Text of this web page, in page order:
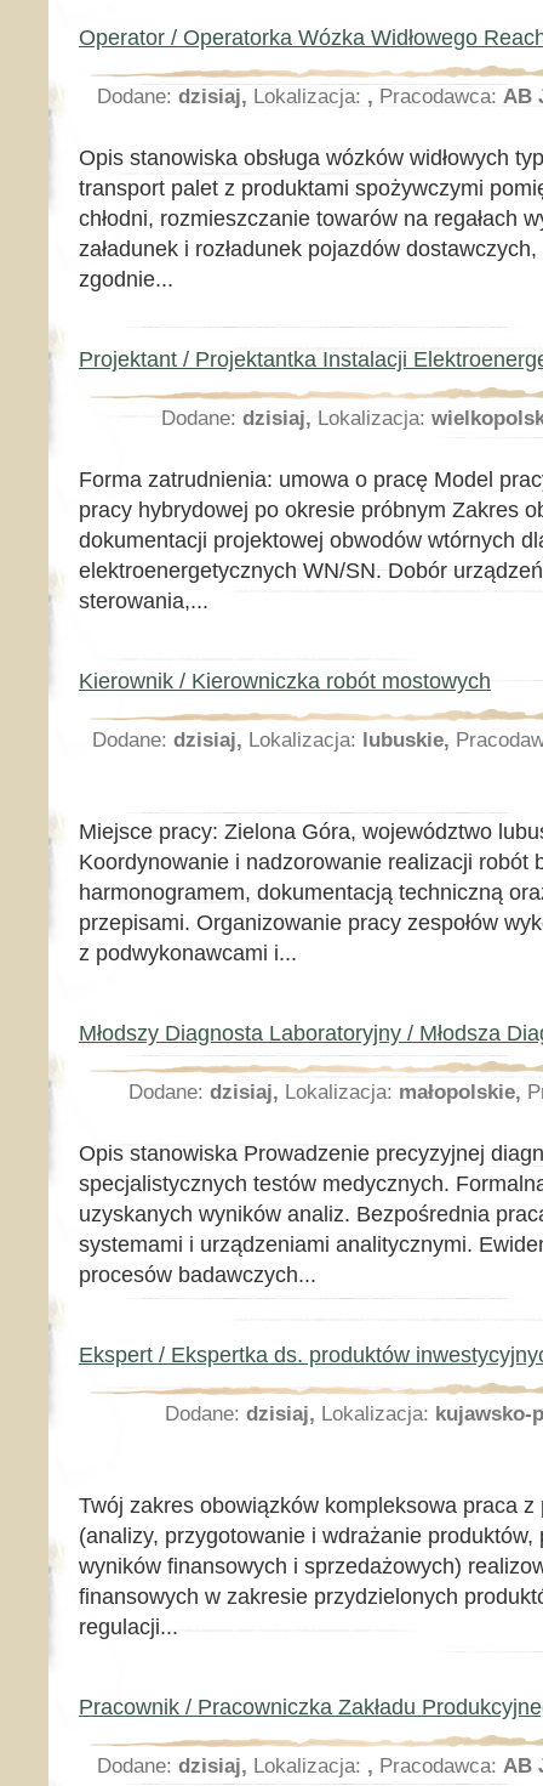
Operator / Operatorka Wózka Widłowego
Dodane: dzisiaj, Lokalizacja: , Pracodawca: AB
Opis stanowiska obsługa wózków widłowych
transport palet z produktami spożywczymi
chłodni, rozmieszczanie towarów na regałach
załadunek i rozładunek pojazdów
zgodnie...
Projektant / Projektantka Instalacji
Dodane: dzisiaj, Lokalizacja:
Forma zatrudnienia: umowa o pracę Model
pracy hybrydowej po okresie próbnym Zakres
dokumentacji projektowej obwodów wtórnych
elektroenergetycznych WN/SN. Dobór
sterowania,...
Kierownik / Kierowniczka robót mostowych
Dodane: dzisiaj, Lokalizacja: lubuskie,
Miejsce pracy: Zielona Góra, województwo
Koordynowanie i nadzorowanie realizacji robót
harmonogramem, dokumentacją techniczną
przepisami. Organizowanie pracy zespołów
z podwykonawcami i...
Młodszy Diagnosta Laboratoryjny / Młodsza
Dodane: dzisiaj, Lokalizacja: małopolskie,
Opis stanowiska Prowadzenie precyzyjnej
specjalistycznych testów medycznych.
uzyskanych wyników analiz. Bezpośrednia
systemami i urządzeniami analitycznymi.
procesów badawczych...
Ekspert / Ekspertka ds. produktów
Dodane: dzisiaj, Lokalizacja: kujawsko-
Twój zakres obowiązków kompleksowa praca
(analizy, przygotowanie i wdrażanie
wyników finansowych i sprzedażowych)
finansowych w zakresie przydzielonych
regulacji...
Pracownik / Pracowniczka Zakładu
Dodane: dzisiaj, Lokalizacja: , Pracodawca: AB